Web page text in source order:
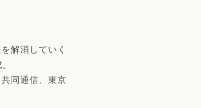
解消していく
同通信、東京